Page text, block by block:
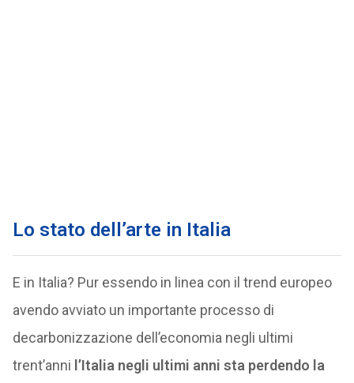
Lo stato dell’arte in Italia
E in Italia? Pur essendo in linea con il trend europeo
avendo avviato un importante processo di
decarbonizzazione dell’economia negli ultimi
trent’anni l’Italia negli ultimi anni sta perdendo la